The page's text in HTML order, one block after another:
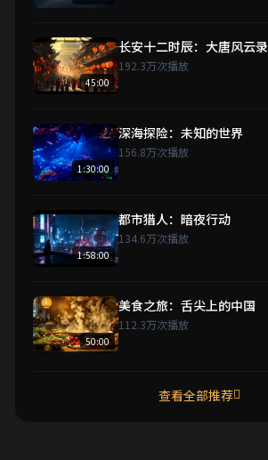
45:00
长安十二时辰：大唐风云录
192.3万次播放
1:30:00
深海探险：未知的世界
156.8万次播放
1:58:00
都市猎人：暗夜行动
134.6万次播放
50:00
美食之旅：舌尖上的中国
112.3万次播放
查看全部推荐